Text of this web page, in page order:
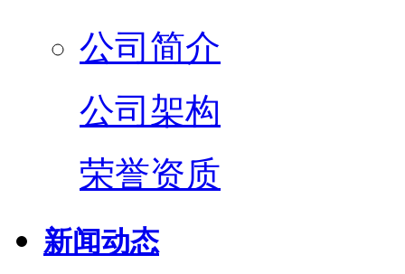
公司简介
公司架构
荣誉资质
新闻动态